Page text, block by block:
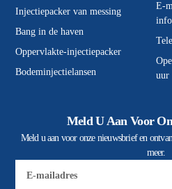
Injectiepacker van messing
Bang in de haven
Oppervlakte-injectiepacker
Bodeminjectielansen
E-
uur
Meld U Aan Voor
Meld u aan voor onze nieuwsbrief en
meer.
mail